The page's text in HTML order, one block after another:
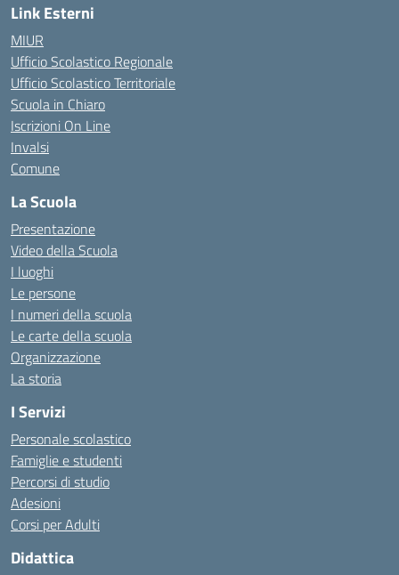
Link Esterni
MIUR
Ufficio Scolastico Regionale
Ufficio Scolastico Territoriale
Scuola in Chiaro
Iscrizioni On Line
Invalsi
Comune
La Scuola
Presentazione
Video della Scuola
I luoghi
Le persone
I numeri della scuola
Le carte della scuola
Organizzazione
La storia
I Servizi
Personale scolastico
Famiglie e studenti
Percorsi di studio
Adesioni
Corsi per Adulti
Didattica